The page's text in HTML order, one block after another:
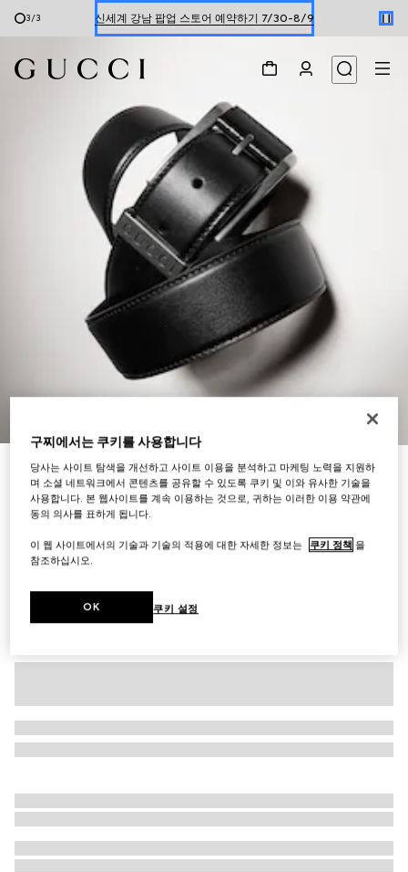
3/3 신세계 강남 팝업 스토어 예약하기 7/30-8/9
이니셜로 나만의 특별한 아이템 만들기
스퀘어 버클 벨트
₩770,000
다른 스타일 블랙 레더
구찌에서는 쿠키를 사용합니다
당사는 사이트 탐색을 개선하고 사이트 이용을 분석하고 마케팅 노력을 지원하
며 소셜 네트워크에서 콘텐츠를 공유할 수 있도록 쿠키 및 이와 유사한 기술을
사용합니다. 본 웹사이트를 계속 이용하는 것으로, 귀하는 이러한 이용 약관에
동의 의사를 표하게 됩니다.
이 웹 사이트에서의 기술과 기술의 적용에 대한 자세한 정보는 쿠키 정책 을
참조하십시오.
쿠키 설정
OK